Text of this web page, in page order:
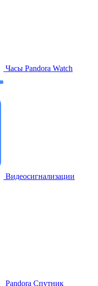
Часы Pandora Watch
Видеосигнализации
Pandora Спутник